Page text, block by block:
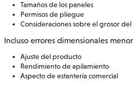
Tamaños de los paneles
Permisos de pliegue
Consideraciones sobre el grosor
Incluso errores dimensionales
Ajuste del producto
Rendimiento de apilamiento
Aspecto de estantería comercial